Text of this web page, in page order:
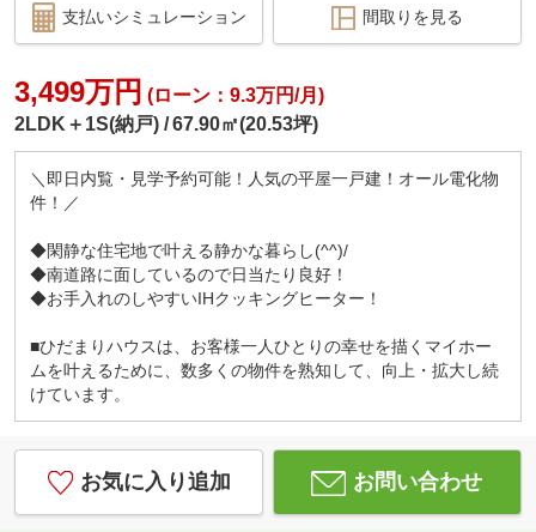
支払いシミュレーション 間取りを見る
3,499万円 (ローン：9.3万円/月)
2LDK＋1S(納戸)
67.90㎡(20.53坪)
＼即日内覧・見学予約可能！人気の平屋一戸建！オール電化物
件！／
◆閑静な住宅地で叶える静かな暮らし(^^)/
◆南道路に面しているので日当たり良好！
◆お手入れのしやすいIHクッキングヒーター！
■ひだまりハウスは、お客様一人ひとりの幸せを描くマイホー
ムを叶えるために、数多くの物件を熟知して、向上・拡大し続
けています。
お気に入り追加 お問い合わせ